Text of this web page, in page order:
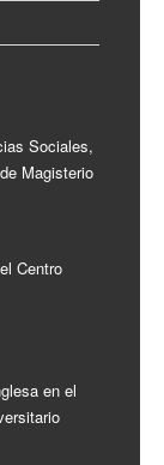
Sociales,
Magisterio
Centro
en el